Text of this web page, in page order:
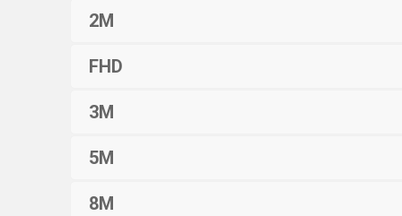
2M
FHD
3M
5M
8M